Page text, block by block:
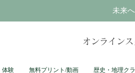
未来
オンライン
体験 無料プリント/動画 歴史・地理ク